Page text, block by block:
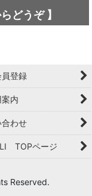
ン
どうぞ】
員登録
案内
合わせ
TOPページ
Reserved.